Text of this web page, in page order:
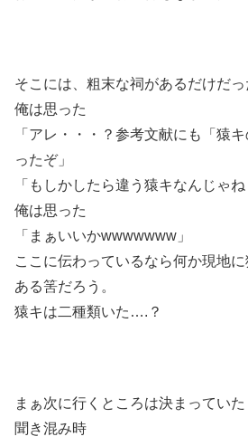
そこには、粗末な祠があるだけだっ
俺は思った
「アレ・・・？参考文献にも「猿
ったぞ」
「もしかしたら違う猿キなんじゃね
俺は思った
「まぁいいかwwwwwww」
ここに伝わっているなら何か現地
ある筈だろう。
猿キは二種類いた….？
まぁ次に行くところは決まっていた
聞き混み時